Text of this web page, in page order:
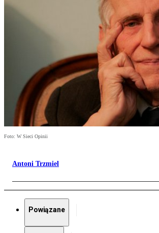
Foto: W Sieci Opinii
Antoni Trzmiel
Powiązane